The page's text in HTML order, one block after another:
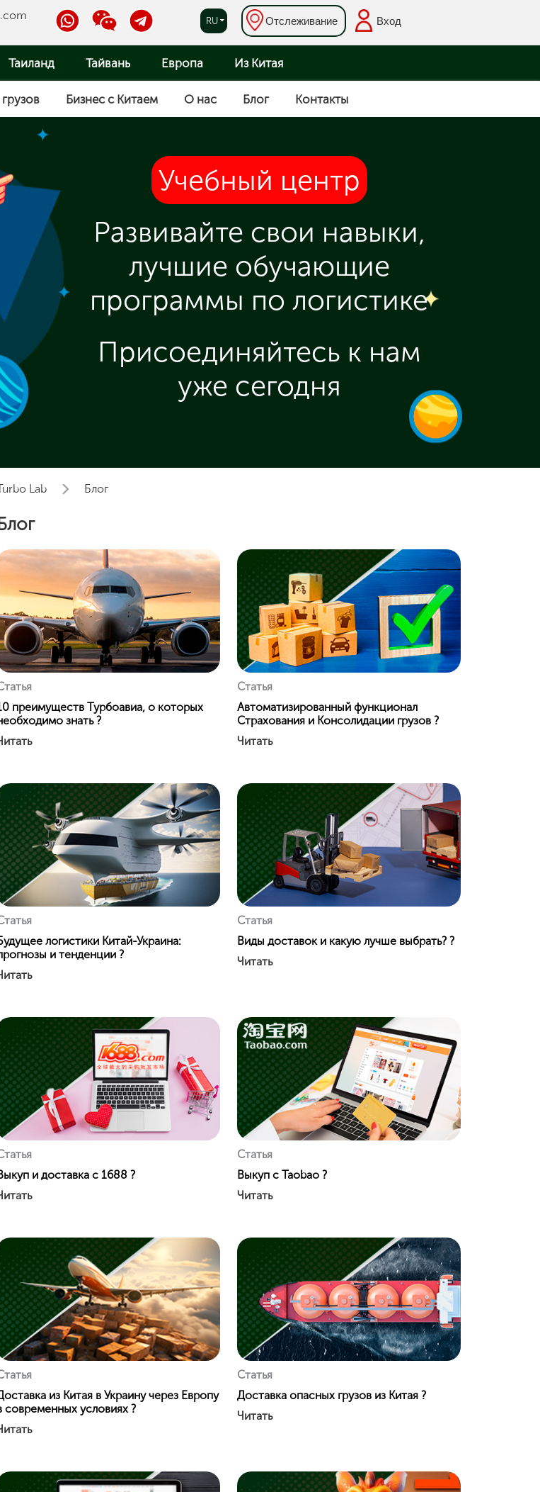
RU
UA
EN
Отслеживание Вход
Таиланд Тайвань Европа Из Китая
Бизнес с Китаем О нас Блог Контакты
Учебный центр
Развивайте свои навыки,
лучшие обучающие
программы по логистике
Присоединяйтесь к нам
уже сегодня
Lab Блог
преимуществ Турбоавиа, о которых
знать ?
Статья
Автоматизированный функционал
Страхования и Консолидации грузов ?
Читать
логистики Китай-Украина:
и тенденции ?
Статья
Виды доставок и какую лучше выбрать? ?
Читать
и доставка с 1688 ?
Статья
Выкуп с Taobao ?
Читать
из Китая в Украину через Европу
современных условиях ?
Статья
Доставка опасных грузов из Китая ?️
Читать